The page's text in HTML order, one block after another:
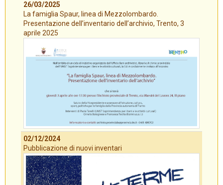
26/03/2025
La famiglia Spaur, linea di Mezzolombardo.
Presentazione dell’inventario dell’archivio, Trento, 3
aprile 2025
02/12/2024
Pubblicazione di nuovi inventari